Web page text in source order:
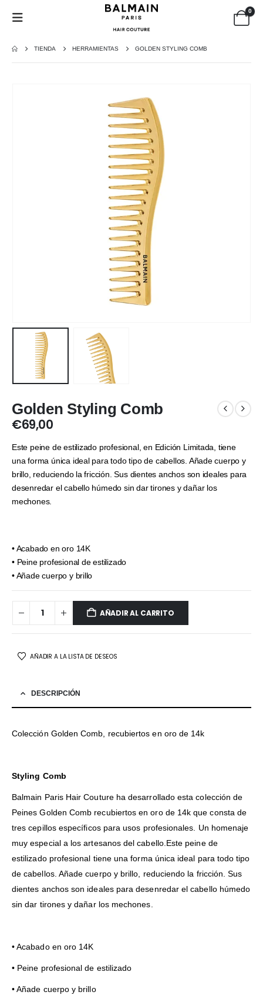
0
TIENDA HERRAMIENTAS GOLDEN STYLING COMB
Golden Styling Comb
€69,00
Este peine de estilizado profesional, en Edición Limitada, tiene
una forma única ideal para todo tipo de cabellos. Añade cuerpo y
brillo, reduciendo la fricción. Sus dientes anchos son ideales para
desenredar el cabello húmedo sin dar tirones y dañar los
mechones.
• Acabado en oro 14K
• Peine profesional de estilizado
• Añade cuerpo y brillo
AÑADIR AL CARRITO
AÑADIR A LA LISTA DE DESEOS
DESCRIPCIÓN
Colección Golden Comb, recubiertos en oro de 14k
Styling Comb
Balmain Paris Hair Couture ha desarrollado esta colección de
Peines Golden Comb recubiertos en oro de 14k que consta de
tres cepillos específicos para usos profesionales. Un homenaje
muy especial a los artesanos del cabello.Este peine de
estilizado profesional tiene una forma única ideal para todo tipo
de cabellos. Añade cuerpo y brillo, reduciendo la fricción. Sus
dientes anchos son ideales para desenredar el cabello húmedo
sin dar tirones y dañar los mechones.
• Acabado en oro 14K
• Peine profesional de estilizado
• Añade cuerpo y brillo